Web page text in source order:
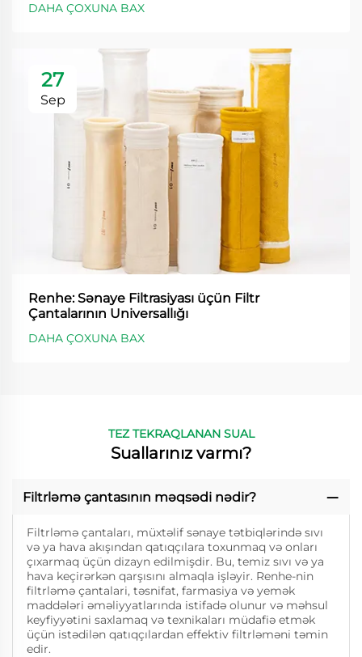
DAHA ÇOXUNA BAX
27
Sep
Renhe: Sənaye Filtrasiyası üçün Filtr
Çantalarının Universallığı
DAHA ÇOXUNA BAX
TEZ TEKRAQLANAN SUAL
Suallarınız varmı?
Filtrləmə çantasının məqsədi nədir?
Filtrləmə çantaları, müxtəlif sənaye tətbiqlərində sıvı
və ya hava akışından qatıqçılara toxunmaq və onları
çıxarmaq üçün dizayn edilmişdir. Bu, temiz sıvı və ya
hava keçirərkən qarşısını almaqla işləyir. Renhe-nin
filtrləmə çantalari, təsnifat, farmasiya və yemək
maddələri əməliyyatlarında istifadə olunur və məhsul
keyfiyyətini saxlamaq və texnikaları müdafiə etmək
üçün istədilən qatıqçılardan effektiv filtrləməni təmin
edir.